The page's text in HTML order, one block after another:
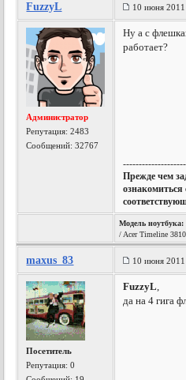
FuzzyL 10 июня
Администратор
Репутация:2483
Сообщений: 32767
Ну а с
работает?
Прежде чем
ознакомиться
Модель ноутбука:
/ Acer Timeline
maxus_83 10 июня
Посетитель
Репутация:0
FuzzyL,
да на 4 гига